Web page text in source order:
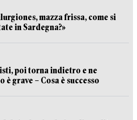
mazza frissa, come si
in Sardegna?»
poi torna indietro e ne
è grave – Cosa è successo